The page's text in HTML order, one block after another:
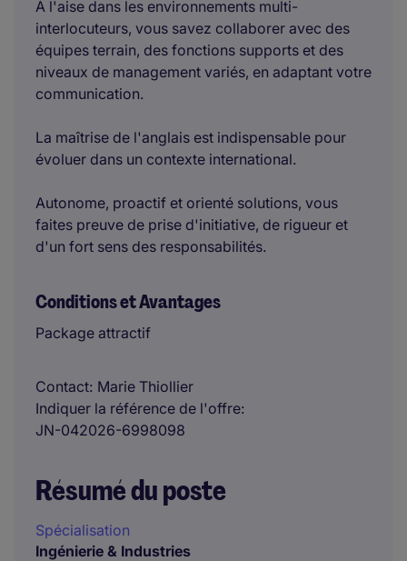
À l'aise dans les environnements multi-
interlocuteurs, vous savez collaborer avec des
équipes terrain, des fonctions supports et des
niveaux de management variés, en adaptant votre
communication.
La maîtrise de l'anglais est indispensable pour
évoluer dans un contexte international.
Autonome, proactif et orienté solutions, vous
faites preuve de prise d'initiative, de rigueur et
d'un fort sens des responsabilités.
Conditions et Avantages
Package attractif
Contact Marie Thiollier
Indiquer la référence de l'offre
JN-042026-6998098
Résumé du poste
Spécialisation
Ingénierie & Industries